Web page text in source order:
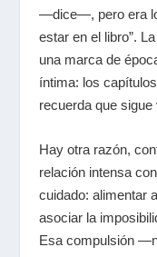
—dice—, pero era
estar en el libro”.
una marca de
íntima: los
recuerda que sigue
Hay otra razón,
relación intensa
cuidado: alimentar
asociar la
Esa compulsión